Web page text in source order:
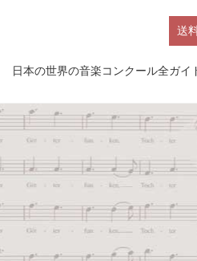
送
日本の世界の音楽コンクール全ガイ